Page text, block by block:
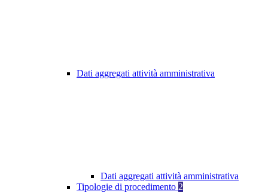
Dati aggregati attività amministrativa
Dati aggregati attività amministrativa
Tipologie di procedimento 2